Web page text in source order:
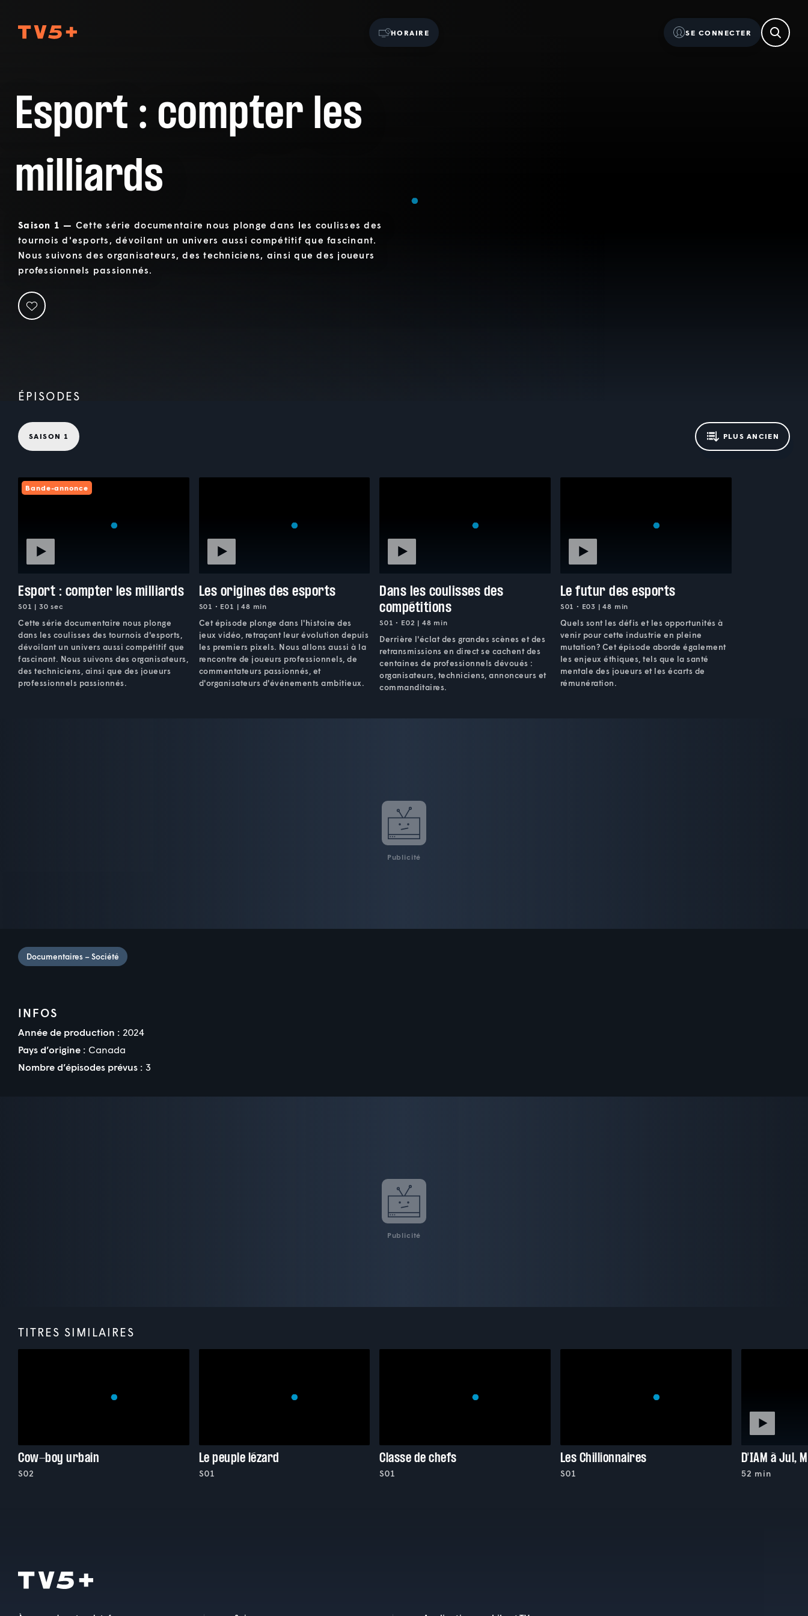
HORAIRE SE CONNECTER
Esport : compter les
milliards
Saison 1 — Cette série documentaire nous plonge dans les coulisses des
tournois d'esports, dévoilant un univers aussi compétitif que fascinant.
Nous suivons des organisateurs, des techniciens, ainsi que des joueurs
professionnels passionnés.
ÉPISODES
SAISON 1 PLUS ANCIEN
Bande-annonce
Esport : compter les milliards
S01 | 30 sec
Cette série documentaire nous plonge
dans les coulisses des tournois d'esports,
dévoilant un univers aussi compétitif que
fascinant. Nous suivons des organisateurs,
des techniciens, ainsi que des joueurs
professionnels passionnés.
Les origines des esports
S01 • E01 | 48 min
Cet épisode plonge dans l'histoire des
jeux vidéo, retraçant leur évolution depuis
les premiers pixels. Nous allons aussi à la
rencontre de joueurs professionnels, de
commentateurs passionnés, et
d'organisateurs d'événements ambitieux.
Dans les coulisses des
compétitions
S01 • E02 | 48 min
Derrière l'éclat des grandes scènes et des
retransmissions en direct se cachent des
centaines de professionnels dévoués :
organisateurs, techniciens, annonceurs et
commanditaires.
Le futur des esports
S01 • E03 | 48 min
Quels sont les défis et les opportunités à
venir pour cette industrie en pleine
mutation? Cet épisode aborde également
les enjeux éthiques, tels que la santé
mentale des joueurs et les écarts de
rémunération.
Publicité
Documentaires – Société
INFOS
Année de production : 2024
Pays d’origine : Canada
Nombre d’épisodes prévus : 3
Publicité
TITRES SIMILAIRES
Cow-boy urbain
S02
Le peuple lézard
S01
Classe de chefs
S01
Les Chillionnaires
S01
D'IAM à Jul,
52 min